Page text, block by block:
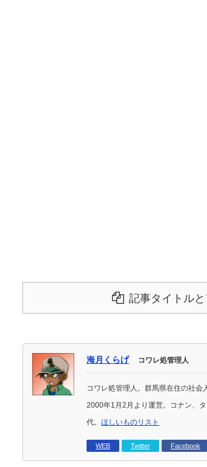
記事タイトル
海月くらげ コワレ処管理人
コワレ処管理人。群馬県在住の社会
2000年1月2月より運営。コナン、
代。 ほしいものリスト
WEB Twitter Facebook